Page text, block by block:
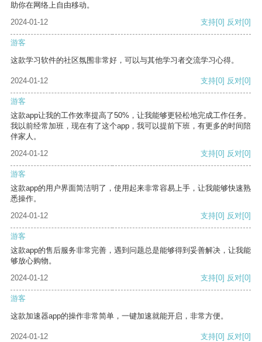
助你在网络上自由移动。
2024-01-12
支持[0] 反对[0]
游客
这款学习软件的社区氛围非常好，可以与其他学习者交流学习心得。
2024-01-12 支持[0] 反对[0]
游客
这款app让我的工作效率提高了50%，让我能够更轻松地完成工作任务。
我以前经常加班，现在有了这个app，我可以提前下班，有更多的时间陪
伴家人。
2024-01-12
支持[0] 反对[0]
游客
这款app的用户界面简洁明了，使用起来非常容易上手，让我能够快速熟
悉操作。
2024-01-12
支持[0] 反对[0]
游客
这款app的售后服务非常完善，遇到问题总是能够得到妥善解决，让我能
够放心购物。
2024-01-12
支持[0] 反对[0]
游客
这款加速器app的操作非常简单，一键加速就能开启，非常方便。
2024-01-12 支持[0] 反对[0]